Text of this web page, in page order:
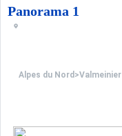
Panorama 1
Alpes du Nord >Valmeinier